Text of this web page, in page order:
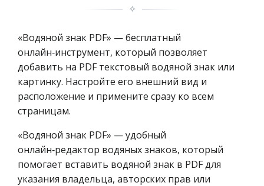
✧
«Водяной знак PDF» — бесплатный
онлайн‑инструмент, который позволяет
добавить на PDF текстовый водяной знак или
картинку. Настройте его внешний вид и
расположение и примените сразу ко всем
страницам.
«Водяной знак PDF» — удобный
онлайн‑редактор водяных знаков, который
помогает вставить водяной знак в PDF для
указания владельца, авторских прав или